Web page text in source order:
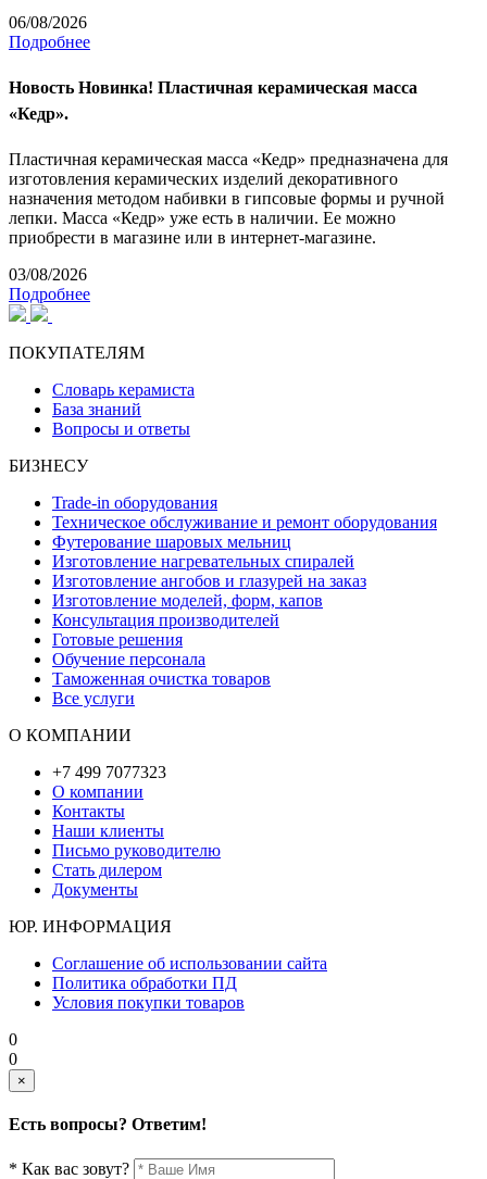
06/08/2026
Подробнее
Новость Новинка! Пластичная керамическая масса
«Кедр».
Пластичная керамическая масса «Кедр» предназначена для
изготовления керамических изделий декоративного
назначения методом набивки в гипсовые формы и ручной
лепки. Масса «Кедр» уже есть в наличии. Ее можно
приобрести в магазине или в интернет-магазине.
03/08/2026
Подробнее
ПОКУПАТЕЛЯМ
Словарь керамиста
База знаний
Вопросы и ответы
БИЗНЕСУ
Trade-in оборудования
Техническое обслуживание и ремонт оборудования
Футерование шаровых мельниц
Изготовление нагревательных спиралей
Изготовление ангобов и глазурей на заказ
Изготовление моделей, форм, капов
Консультация производителей
Готовые решения
Обучение персонала
Таможенная очистка товаров
Все услуги
О КОМПАНИИ
+7 499 7077323
О компании
Контакты
Наши клиенты
Письмо руководителю
Стать дилером
Документы
ЮР. ИНФОРМАЦИЯ
Соглашение об использовании сайта
Политика обработки ПД
Условия покупки товаров
0
0
×
Есть вопросы? Ответим!
* Как вас зовут?